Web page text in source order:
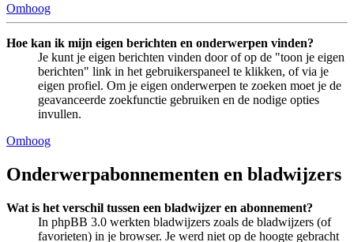
Omhoog
Hoe kan ik mijn eigen berichten en onderwerpen vinden?
Je kunt je eigen berichten vinden door of op de "toon je eigen
berichten" link in het gebruikerspaneel te klikken, of via je
eigen profiel. Om je eigen onderwerpen te zoeken moet je de
geavanceerde zoekfunctie gebruiken en de nodige opties
invullen.
Omhoog
Onderwerpabonnementen en bladwijzers
Wat is het verschil tussen een bladwijzer en abonnement?
In phpBB 3.0 werkten bladwijzers zoals de bladwijzers (of
favorieten) in je browser. Je werd niet op de hoogte gebracht